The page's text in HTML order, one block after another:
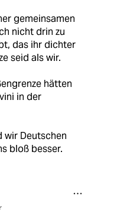
gemeinsamen
nicht drin zu
das ihr dichter
seid als wir.
hätten
in der
wir Deutschen
bloß besser.